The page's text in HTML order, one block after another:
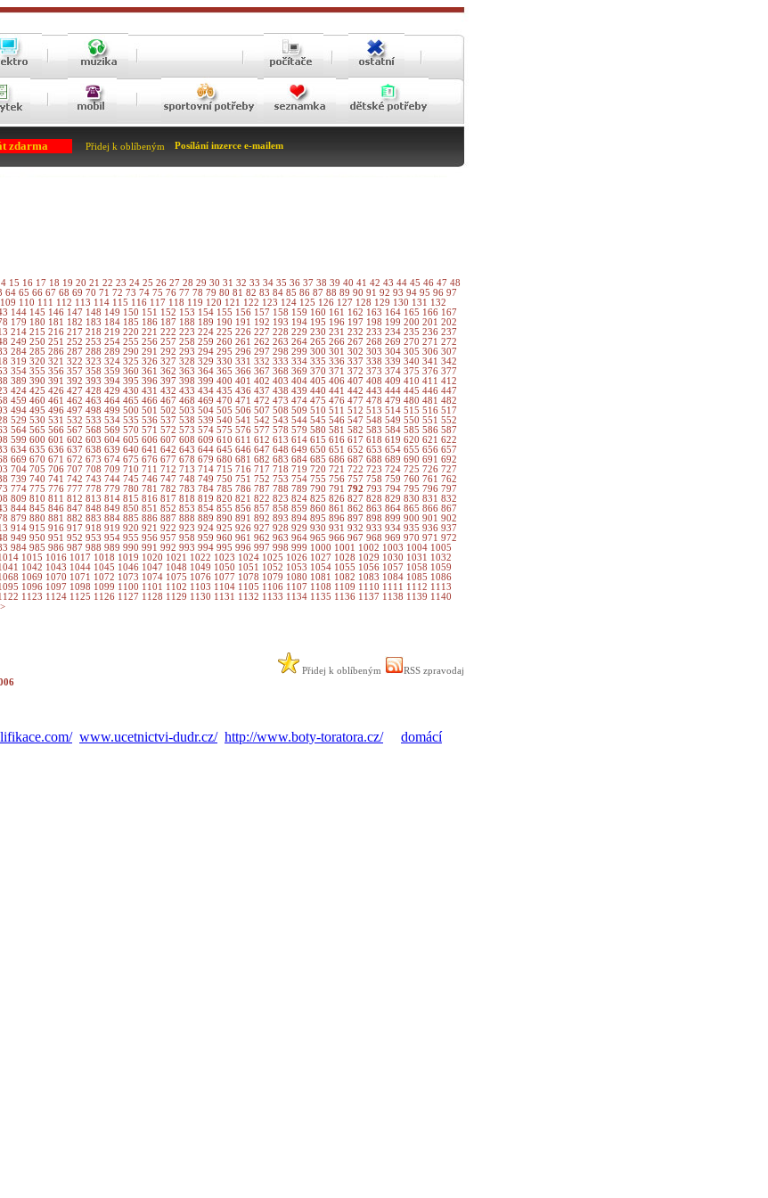
zdarma Přidej k oblíbeným Posílání inzerce e-mailem
15 16 17 18 19 20 21 22 23 24 25 26 27 28 29 30 31 32 33 34 35 36 37 38 39 40 41 42 43 44 45 46 47 48
64 65 66 67 68 69 70 71 72 73 74 75 76 77 78 79 80 81 82 83 84 85 86 87 88 89 90 91 92 93 94 95 96 97
109 110 111 112 113 114 115 116 117 118 119 120 121 122 123 124 125 126 127 128 129 130 131 132
144 145 146 147 148 149 150 151 152 153 154 155 156 157 158 159 160 161 162 163 164 165 166 167
179 180 181 182 183 184 185 186 187 188 189 190 191 192 193 194 195 196 197 198 199 200 201 202
214 215 216 217 218 219 220 221 222 223 224 225 226 227 228 229 230 231 232 233 234 235 236 237
249 250 251 252 253 254 255 256 257 258 259 260 261 262 263 264 265 266 267 268 269 270 271 272
284 285 286 287 288 289 290 291 292 293 294 295 296 297 298 299 300 301 302 303 304 305 306 307
319 320 321 322 323 324 325 326 327 328 329 330 331 332 333 334 335 336 337 338 339 340 341 342
354 355 356 357 358 359 360 361 362 363 364 365 366 367 368 369 370 371 372 373 374 375 376 377
389 390 391 392 393 394 395 396 397 398 399 400 401 402 403 404 405 406 407 408 409 410 411 412
424 425 426 427 428 429 430 431 432 433 434 435 436 437 438 439 440 441 442 443 444 445 446 447
459 460 461 462 463 464 465 466 467 468 469 470 471 472 473 474 475 476 477 478 479 480 481 482
494 495 496 497 498 499 500 501 502 503 504 505 506 507 508 509 510 511 512 513 514 515 516 517
529 530 531 532 533 534 535 536 537 538 539 540 541 542 543 544 545 546 547 548 549 550 551 552
564 565 566 567 568 569 570 571 572 573 574 575 576 577 578 579 580 581 582 583 584 585 586 587
599 600 601 602 603 604 605 606 607 608 609 610 611 612 613 614 615 616 617 618 619 620 621 622
634 635 636 637 638 639 640 641 642 643 644 645 646 647 648 649 650 651 652 653 654 655 656 657
669 670 671 672 673 674 675 676 677 678 679 680 681 682 683 684 685 686 687 688 689 690 691 692
704 705 706 707 708 709 710 711 712 713 714 715 716 717 718 719 720 721 722 723 724 725 726 727
739 740 741 742 743 744 745 746 747 748 749 750 751 752 753 754 755 756 757 758 759 760 761 762
774 775 776 777 778 779 780 781 782 783 784 785 786 787 788 789 790 791 792 793 794 795 796 797
809 810 811 812 813 814 815 816 817 818 819 820 821 822 823 824 825 826 827 828 829 830 831 832
844 845 846 847 848 849 850 851 852 853 854 855 856 857 858 859 860 861 862 863 864 865 866 867
879 880 881 882 883 884 885 886 887 888 889 890 891 892 893 894 895 896 897 898 899 900 901 902
914 915 916 917 918 919 920 921 922 923 924 925 926 927 928 929 930 931 932 933 934 935 936 937
949 950 951 952 953 954 955 956 957 958 959 960 961 962 963 964 965 966 967 968 969 970 971 972
984 985 986 987 988 989 990 991 992 993 994 995 996 997 998 999 1000 1001 1002 1003 1004 1005
1015 1016 1017 1018 1019 1020 1021 1022 1023 1024 1025 1026 1027 1028 1029 1030 1031 1032
1042 1043 1044 1045 1046 1047 1048 1049 1050 1051 1052 1053 1054 1055 1056 1057 1058 1059
1069 1070 1071 1072 1073 1074 1075 1076 1077 1078 1079 1080 1081 1082 1083 1084 1085 1086
1096 1097 1098 1099 1100 1101 1102 1103 1104 1105 1106 1107 1108 1109 1110 1111 1112 1113
1123 1124 1125 1126 1127 1128 1129 1130 1131 1132 1133 1134 1135 1136 1137 1138 1139 1140
Přidej k oblíbeným
RSS zpravodaj
www.ucetnictvi-dudr.cz/ http://www.boty-toratora.cz/
domácí